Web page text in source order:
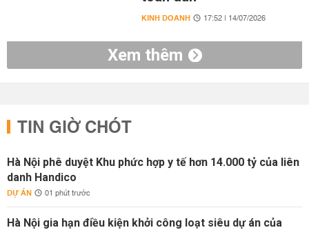
KINH DOANH 17:52 | 14/07/2026
Xem thêm
TIN GIỜ CHÓT
Hà Nội phê duyệt Khu phức hợp y tế hơn 14.000 tỷ của liên
danh Handico
DỰ ÁN 01 phút trước
Hà Nội gia hạn điều kiện khởi công loạt siêu dự án của